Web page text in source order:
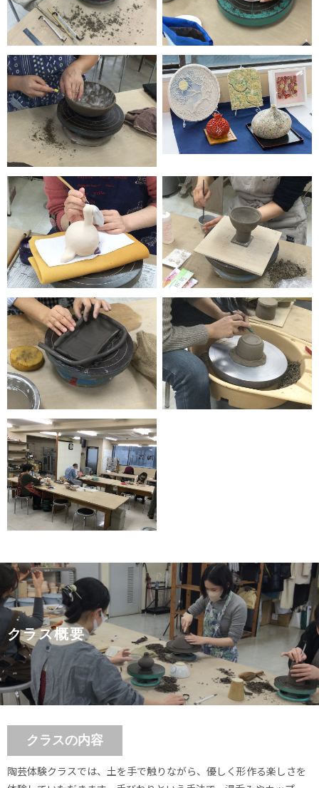
クラス概要
クラスの内容
陶芸体験クラスでは、土を手で触りながら、優しく形作る楽しさを